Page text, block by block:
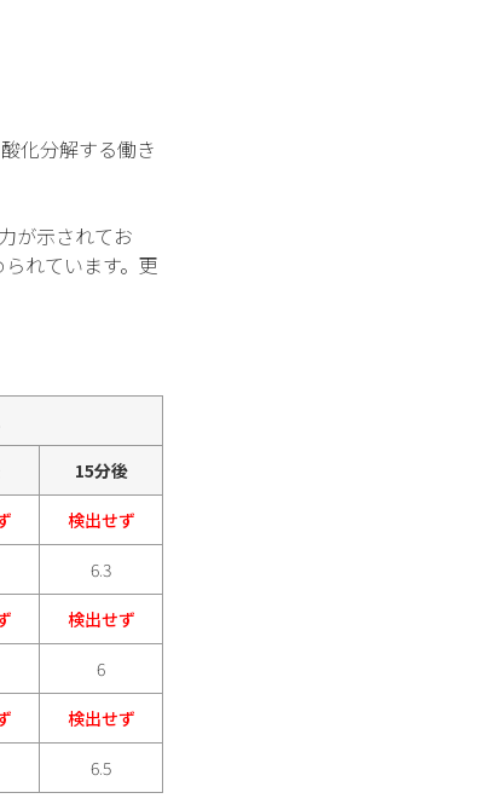
化分解する働き
が示されてお
れています。更
15分後
検出せず
6.3
検出せず
6
検出せず
6.5